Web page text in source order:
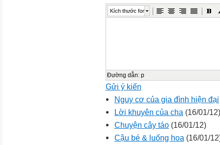
Kích thước font
Đường dẫn: p
Gửi ý kiến
Nguy cơ của gia đình hiện đại
Lời khuyên của cha (16/01/12)
Chuyện cây táo (16/01/12)
Cậu bé & luống hoa (16/01/